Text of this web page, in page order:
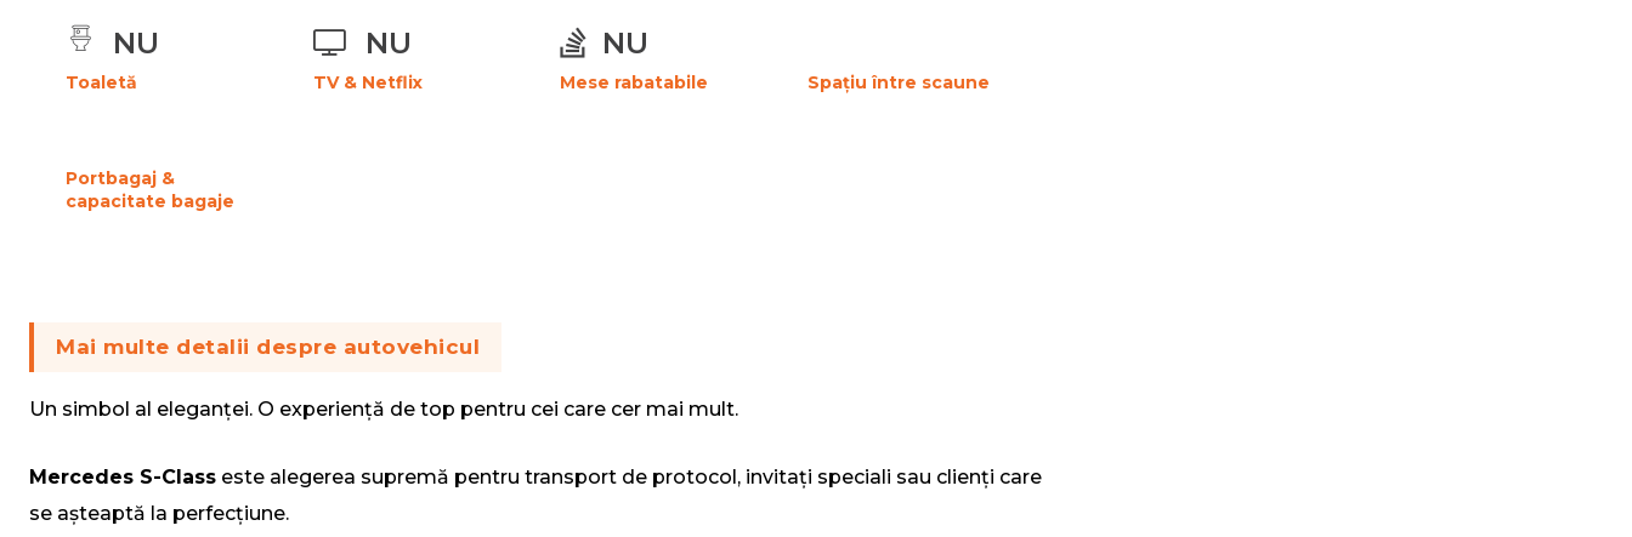
NU
Toaletă
NU
TV & Netflix
NU
Mese rabatabile Spațiu între scaune
Portbagaj &
capacitate bagaje
Mai multe detalii despre autovehicul
Un simbol al eleganței. O experiență de top pentru cei care cer mai mult.
Mercedes S-Class este alegerea supremă pentru transport de protocol, invitați speciali sau clienți care
se așteaptă la perfecțiune.